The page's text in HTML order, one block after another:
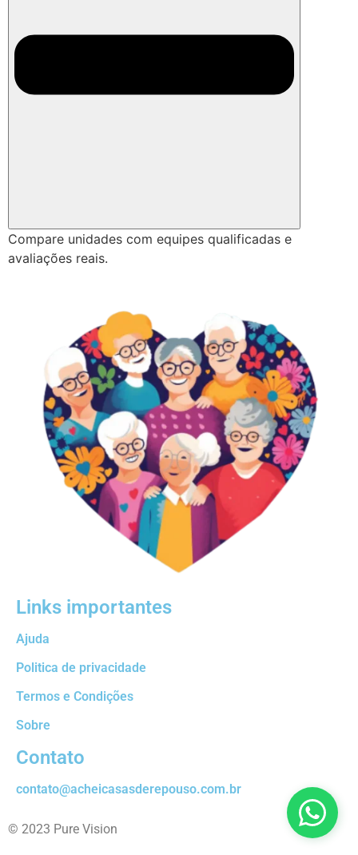
Compare unidades com equipes qualificadas e
avaliações reais.
Links importantes
Ajuda
Politica de privacidade
Termos e Condições
Sobre
Contato
contato@acheicasasderepouso.com.br
© 2023 Pure Vision